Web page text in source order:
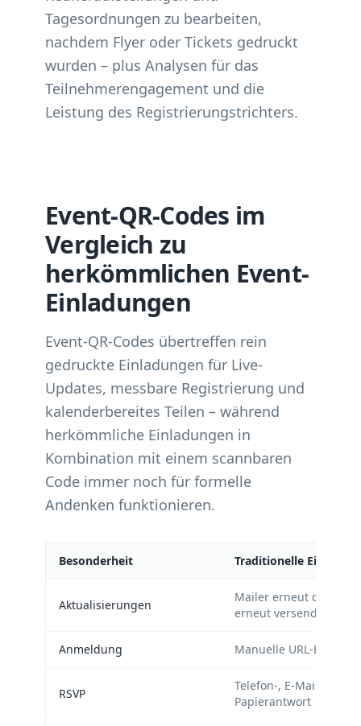
Tagesordnungen zu bearbeiten,
nachdem Flyer oder Tickets gedruckt
wurden – plus Analysen für das
Teilnehmerengagement und die
Leistung des Registrierungstrichters.
Event-QR-Codes im
Vergleich zu
herkömmlichen Event-
Einladungen
Event-QR-Codes übertreffen rein
gedruckte Einladungen für Live-
Updates, messbare Registrierung und
kalenderbereites Teilen – während
herkömmliche Einladungen in
Kombination mit einem scannbaren
Code immer noch für formelle
Andenken funktionieren.
Besonderheit Traditionelle
Aktualisierungen
Mailer erneut drucken
erneut versenden
Anmeldung Manuelle URL-Eingabe
RSVP
Telefon-, E-Mail- oder
Papierantwort